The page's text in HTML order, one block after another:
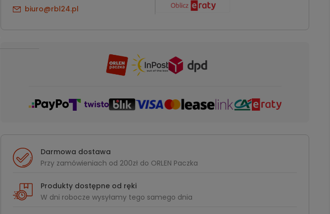
biuro@rbl24.pl
Darmowa dostawa
Przy zamówieniach od 200zł do ORLEN Paczka
Produkty dostępne od ręki
W dni robocze wysyłamy tego samego dnia